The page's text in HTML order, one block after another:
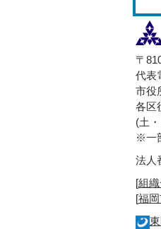
〒
代表
市役
各区
(土
※一
法人
[組
[福